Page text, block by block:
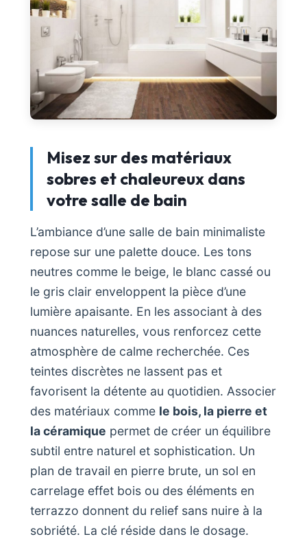
Misez sur des matériaux
sobres et chaleureux dans
votre salle de bain
L’ambiance d’une salle de bain minimaliste
repose sur une palette douce. Les tons
neutres comme le beige, le blanc cassé ou
le gris clair enveloppent la pièce d’une
lumière apaisante. En les associant à des
nuances naturelles, vous renforcez cette
atmosphère de calme recherchée. Ces
teintes discrètes ne lassent pas et
favorisent la détente au quotidien. Associer
des matériaux comme le bois, la pierre et
la céramique permet de créer un équilibre
subtil entre naturel et sophistication. Un
plan de travail en pierre brute, un sol en
carrelage effet bois ou des éléments en
terrazzo donnent du relief sans nuire à la
sobriété. La clé réside dans le dosage.